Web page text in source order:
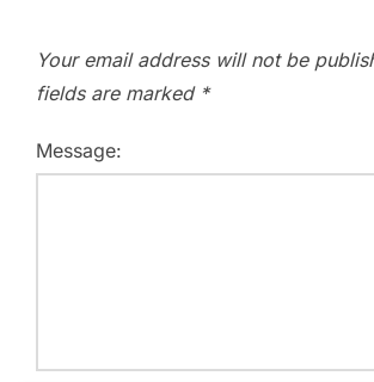
Your email address will not be
fields are marked *
Message: